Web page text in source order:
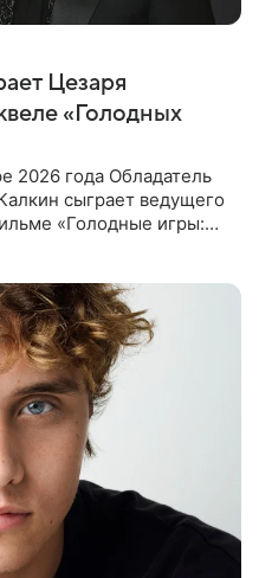
Цезаря
2026 года Обладатель
сыграет ведущего
«Голодные игры: